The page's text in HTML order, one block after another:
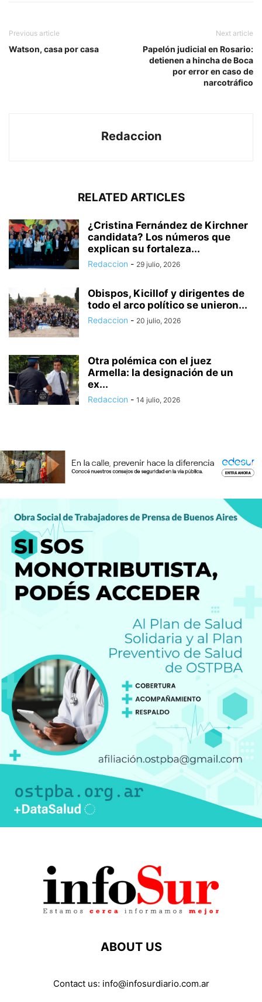
Previous article
Watson, casa por casa
Next article
Papelón judicial en Rosario:
detienen a hincha de Boca
por error en caso de
narcotráfico
Redaccion
RELATED ARTICLES
¿Cristina Fernández de Kirchner
candidata? Los números que
explican su fortaleza...
Redaccion - 29 julio, 2026
Obispos, Kicillof y dirigentes de
todo el arco político se unieron...
Redaccion - 20 julio, 2026
Otra polémica con el juez
Armella: la designación de un
ex...
Redaccion - 14 julio, 2026
ABOUT US
Contact us: info@infosurdiario.com.ar